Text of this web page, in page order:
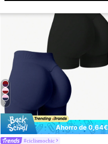
7
Ahorro de 0,64€
#ciclismochic